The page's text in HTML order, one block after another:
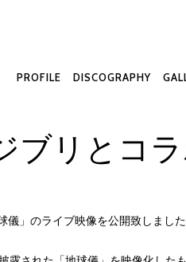
DISCOGRAPHY
PROFILE
ブリとコ
」のライブ映像を公開致しました